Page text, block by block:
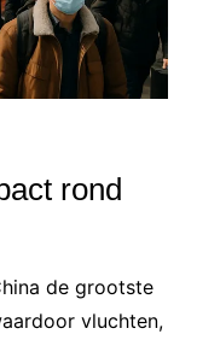
rond
de grootste
vluchten,